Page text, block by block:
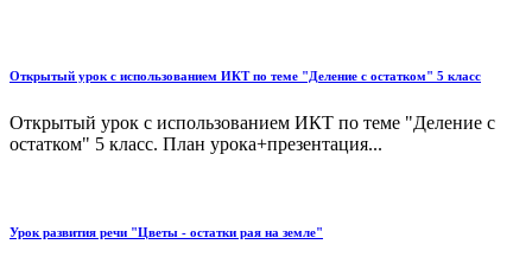
Открытый урок с использованием ИКТ по теме "Деление с остатком" 5 класс
Открытый урок с использованием ИКТ по теме "Деление с
остатком" 5 класс. План урока+презентация...
Урок развития речи "Цветы - остатки рая на земле"